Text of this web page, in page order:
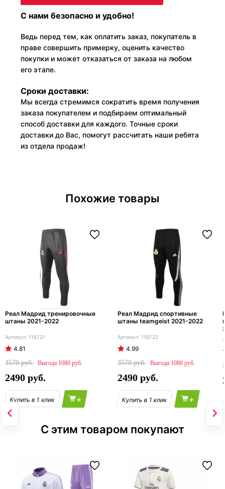
С нами безопасно и удобно!
Ведь перед тем, как оплатить заказ, покупатель в
праве совершить примерку, оценить качество
покупки и может отказаться от заказа на любом
его этапе.
Сроки доставки:
Мы всегда стремимся сократить время получения
заказа покупателем и подбираем оптимальный
способ доставки для каждого. Точные сроки
доставки до Вас, помогут рассчитать наши ребята
из отдела продаж!
Похожие товары
Реал Мадрид тренировочные
штаны 2021-2022
116721
4.81
3570
1080
2490
+
Реал Мадрид спортивные
штаны teamgeist 2021-2022
116722
4.99
3570
1080
2490
+
С этим товаром покупают